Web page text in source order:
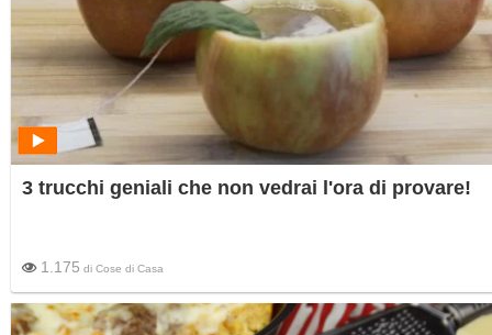
3 trucchi geniali che non vedrai l'ora di provare!
1.175 di Cose di Casa